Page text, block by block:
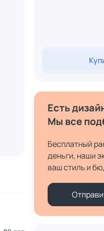
Есть
Мы все
Бесплатный
деньги, наши
ваш стиль и